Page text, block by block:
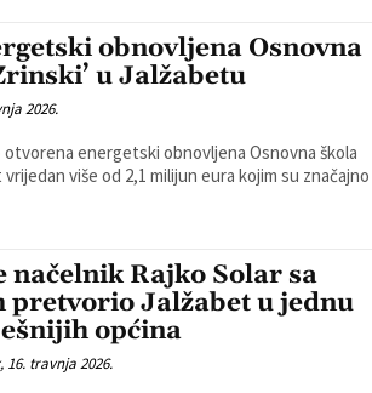
obnovljena Osnovna
u Jalžabetu
2026.
otvorena energetski obnovljena Osnovna škola
više od 2,1 milijun eura kojim su značajno
načelnik Rajko Solar sa
pretvorio Jalžabet u jednu
općina
16. travnja 2026.